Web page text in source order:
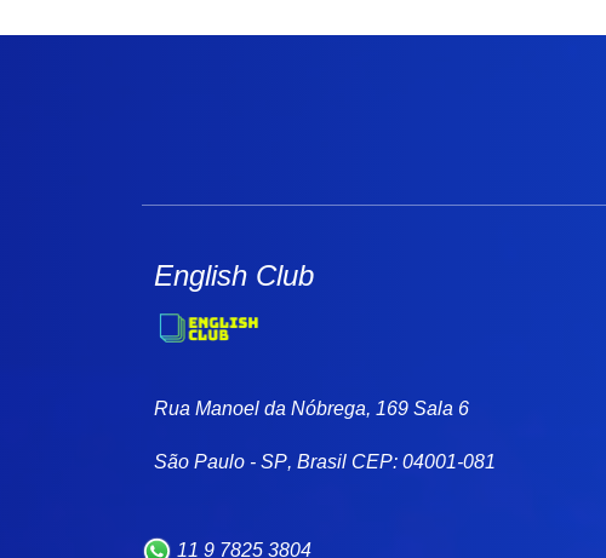
English Club
Rua Manoel da Nóbrega, 169 Sala 6
São Paulo - SP, Brasil CEP: 04001-081
11 9 7825 3804